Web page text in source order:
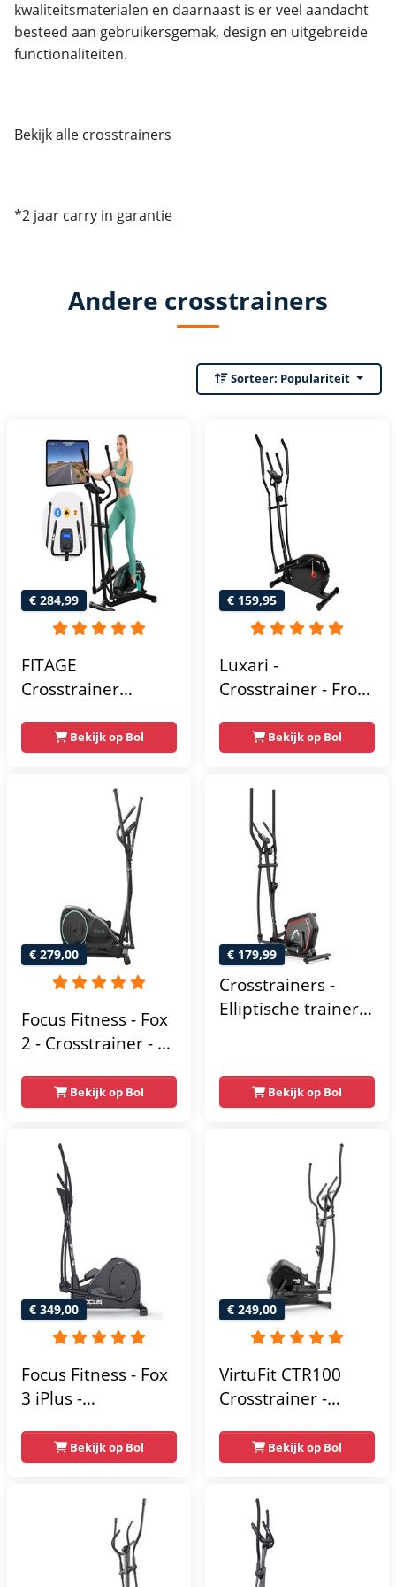
kwaliteitsmaterialen en daarnaast is er veel aandacht
besteed aan gebruikersgemak, design en uitgebreide
functionaliteiten.
Bekijk alle crosstrainers
*2 jaar carry in garantie
Andere crosstrainers
Sorteer: Populariteit
€ 284,99
FITAGE
Crosstrainer
Crosstrainers met
Bluetooth Kinomap
& Zwift - Fitness
Trainer met 24
trainingsprogramma’s
- Nauwkeurige
Hartslagmeter
Bekijk op Bol
€ 159,95
Luxari -
Crosstrainer - Front
hartslagfunctie en
tablethouder -
Elliptische Trainer -
Crosstrainer
Fitness
Bekijk op Bol
€ 279,00
Focus Fitness - Fox
2 - Crosstrainer - 16
Weerstandsniveaus
Bekijk op Bol
€ 179,99
Crosstrainers -
Elliptische trainer
- Magnetische
weerstand met 16
Bekijk op Bol
€ 349,00
Focus Fitness - Fox
3 iPlus -
Hartslagsensoren -
24
Weerstandsniveaus
Bekijk op Bol
€ 249,00
VirtuFit CTR100
Crosstrainer -
120kg - 8
Weerstandsniveaus
trainingsprogrammas
- Met tablethouder
- Hartslagsensoren
Bekijk op Bol